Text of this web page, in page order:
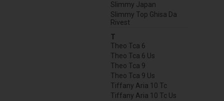
Slimmy Japan
Slimmy Top Ghisa Da
Rivest
T
Theo Tca 6
Theo Tca 6 Us
Theo Tca 9
Theo Tca 9 Us
Tiffany Aria 10 Tc
Tiffany Aria 10 Tc Us